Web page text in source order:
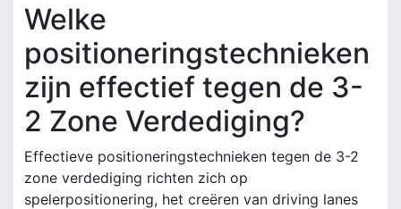
Welke
positioneringstechnieken
zijn effectief tegen de 3-
2 Zone Verdediging?
Effectieve positioneringstechnieken tegen de 3-2
zone verdediging richten zich op
spelerpositionering, het creëren van driving lanes